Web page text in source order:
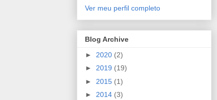
Ver meu perfil completo
Blog Archive
► 2020 (2)
► 2019 (19)
► 2015 (1)
► 2014 (3)